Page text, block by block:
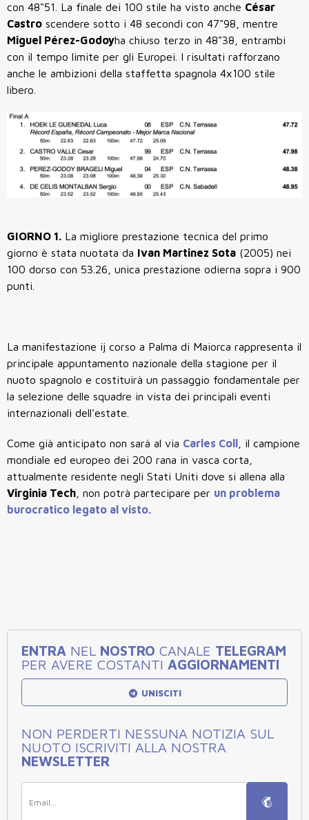
con 48"51. La finale dei 100 stile ha visto anche César
Castro scendere sotto i 48 secondi con 47"98, mentre
Miguel Pérez-Godoyha chiuso terzo in 48"38, entrambi
con il tempo limite per gli Europei. I risultati rafforzano
anche le ambizioni della staffetta spagnola 4x100 stile
libero.
GIORNO 1. La migliore prestazione tecnica del primo
giorno è stata nuotata da Ivan Martinez Sota (2005) nei
100 dorso con 53.26 , unica prestazione odierna sopra i 900
punti.
La manifestazione ij corso a Palma di Maiorca rappresenta il
principale appuntamento nazionale della stagione per il
nuoto spagnolo e costituirà un passaggio fondamentale per
la selezione delle squadre in vista dei principali eventi
internazionali dell'estate.
Come già anticipato non sarà al via Carles Coll , il campione
mondiale ed europeo dei 200 rana in vasca corta,
attualmente residente negli Stati Uniti dove si allena alla
Virginia Tech , non potrà partecipare per un problema
burocratico legato al visto.
ENTRA NEL NOSTRO CANALE TELEGRAM
PER AVERE COSTANTI AGGIORNAMENTI
UNISCITI
NON PERDERTI NESSUNA NOTIZIA SUL
NUOTO ISCRIVITI ALLA NOSTRA
NEWSLETTER